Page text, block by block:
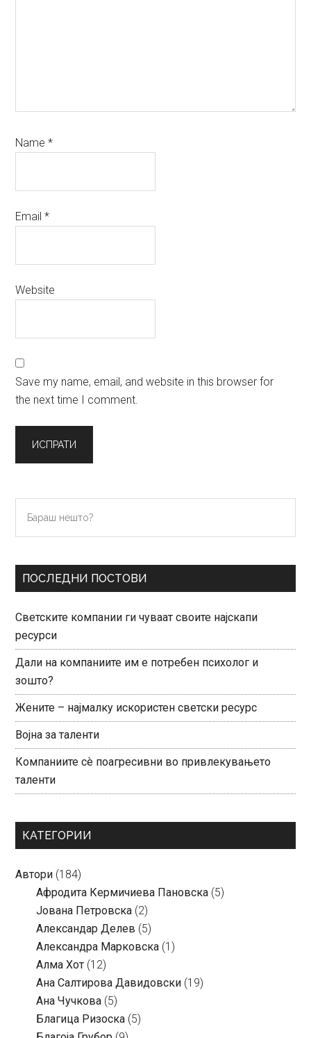
Name*
Email*
Website
Save my name, email, and website in this browser for
the next time I comment.
Primary
Sidebar
нешто?
ПОСЛЕДНИ ПОСТОВИ
Светските компании ги чуваат своите најскапи
ресурси
Дали на компаниите им е потребен психолог и
зошто?
Жените – најмалку искористен светски ресурс
Војна за таленти
Компаниите сè поагресивни во привлекувањето
таленти
КАТЕГОРИИ
Автори (184)
Aфродита Кермичиева Пановска (5)
Јована Петровска (2)
Александар Делев (5)
Александра Марковска (1)
Алма Хот (12)
Ана Салтирова Давидовски (19)
Ана Чучкова (5)
Благица Ризоска (5)